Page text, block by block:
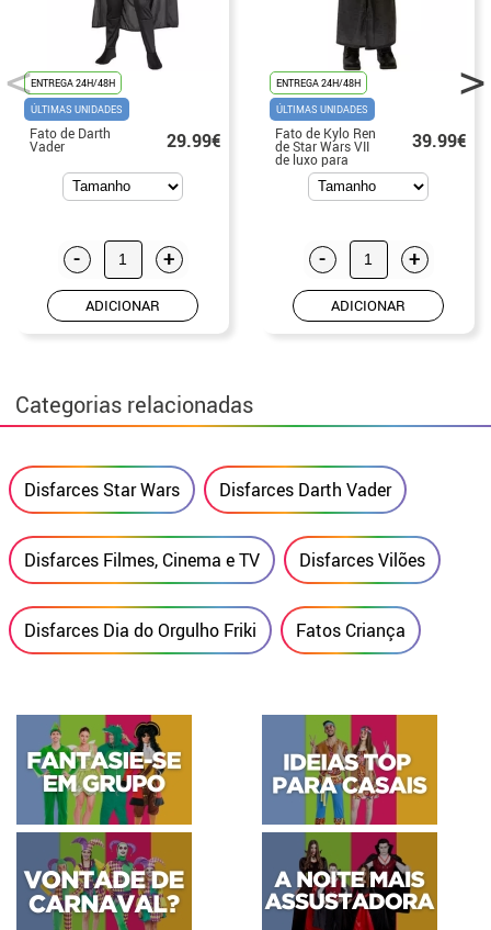
ENTREGA 24H/48H
ÚLTIMAS UNIDADES
Fato de Darth
Vader 29.99€
- +
ADICIONAR
ENTREGA 24H/48H
ÚLTIMAS UNIDADES
Fato de Kylo Ren
de Star Wars VII
de luxo para
criança
39.99€
- +
ADICIONAR
Categorias relacionadas
Disfarces Star Wars Disfarces Darth Vader
Disfarces Filmes, Cinema e TV Disfarces Vilões
Disfarces Dia do Orgulho Friki Fatos Criança